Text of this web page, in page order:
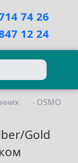
74 26
12 24
- OSMO
Gold